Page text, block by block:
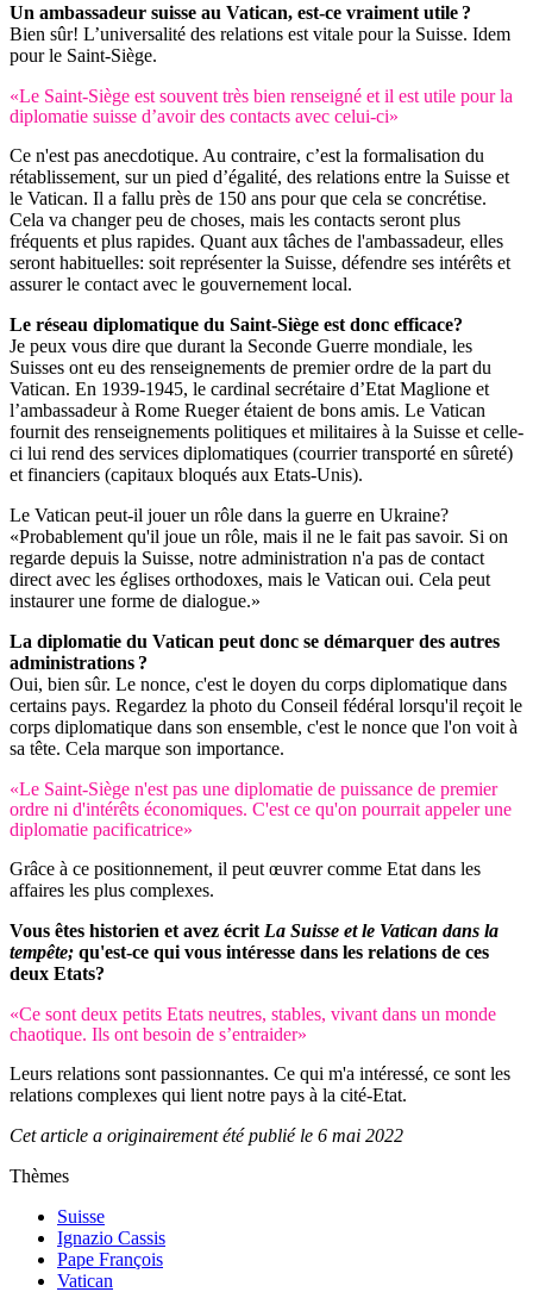
Un ambassadeur suisse au Vatican, est-ce vraiment utile ?
Bien sûr! L’universalité des relations est vitale pour la Suisse. Idem
pour le Saint-Siège.
«Le Saint-Siège est souvent très bien renseigné et il est utile pour la
diplomatie suisse d’avoir des contacts avec celui-ci»
Ce n'est pas anecdotique. Au contraire, c’est la formalisation du
rétablissement, sur un pied d’égalité, des relations entre la Suisse et
le Vatican. Il a fallu près de 150 ans pour que cela se concrétise.
Cela va changer peu de choses, mais les contacts seront plus
fréquents et plus rapides. Quant aux tâches de l'ambassadeur, elles
seront habituelles: soit représenter la Suisse, défendre ses intérêts et
assurer le contact avec le gouvernement local.
Le réseau diplomatique du Saint-Siège est donc efficace?
Je peux vous dire que durant la Seconde Guerre mondiale, les
Suisses ont eu des renseignements de premier ordre de la part du
Vatican. En 1939-1945, le cardinal secrétaire d’Etat Maglione et
l’ambassadeur à Rome Rueger étaient de bons amis. Le Vatican
fournit des renseignements politiques et militaires à la Suisse et celle-
ci lui rend des services diplomatiques (courrier transporté en sûreté)
et financiers (capitaux bloqués aux Etats-Unis).
Le Vatican peut-il jouer un rôle dans la guerre en Ukraine?
«Probablement qu'il joue un rôle, mais il ne le fait pas savoir. Si on
regarde depuis la Suisse, notre administration n'a pas de contact
direct avec les églises orthodoxes, mais le Vatican oui. Cela peut
instaurer une forme de dialogue.»
La diplomatie du Vatican peut donc se démarquer des autres
administrations ?
Oui, bien sûr. Le nonce, c'est le doyen du corps diplomatique dans
certains pays. Regardez la photo du Conseil fédéral lorsqu'il reçoit le
corps diplomatique dans son ensemble, c'est le nonce que l'on voit à
sa tête. Cela marque son importance.
«Le Saint-Siège n'est pas une diplomatie de puissance de premier
ordre ni d'intérêts économiques. C'est ce qu'on pourrait appeler une
diplomatie pacificatrice»
Grâce à ce positionnement, il peut œuvrer comme Etat dans les
affaires les plus complexes.
Vous êtes historien et avez écrit La Suisse et le Vatican dans la
tempête; qu'est-ce qui vous intéresse dans les relations de ces
deux Etats?
«Ce sont deux petits Etats neutres, stables, vivant dans un monde
chaotique. Ils ont besoin de s’entraider»
Leurs relations sont passionnantes. Ce qui m'a intéressé, ce sont les
relations complexes qui lient notre pays à la cité-Etat.
Cet article a originairement été publié le 6 mai 2022
Thèmes
Suisse
Ignazio Cassis
Pape François
Vatican